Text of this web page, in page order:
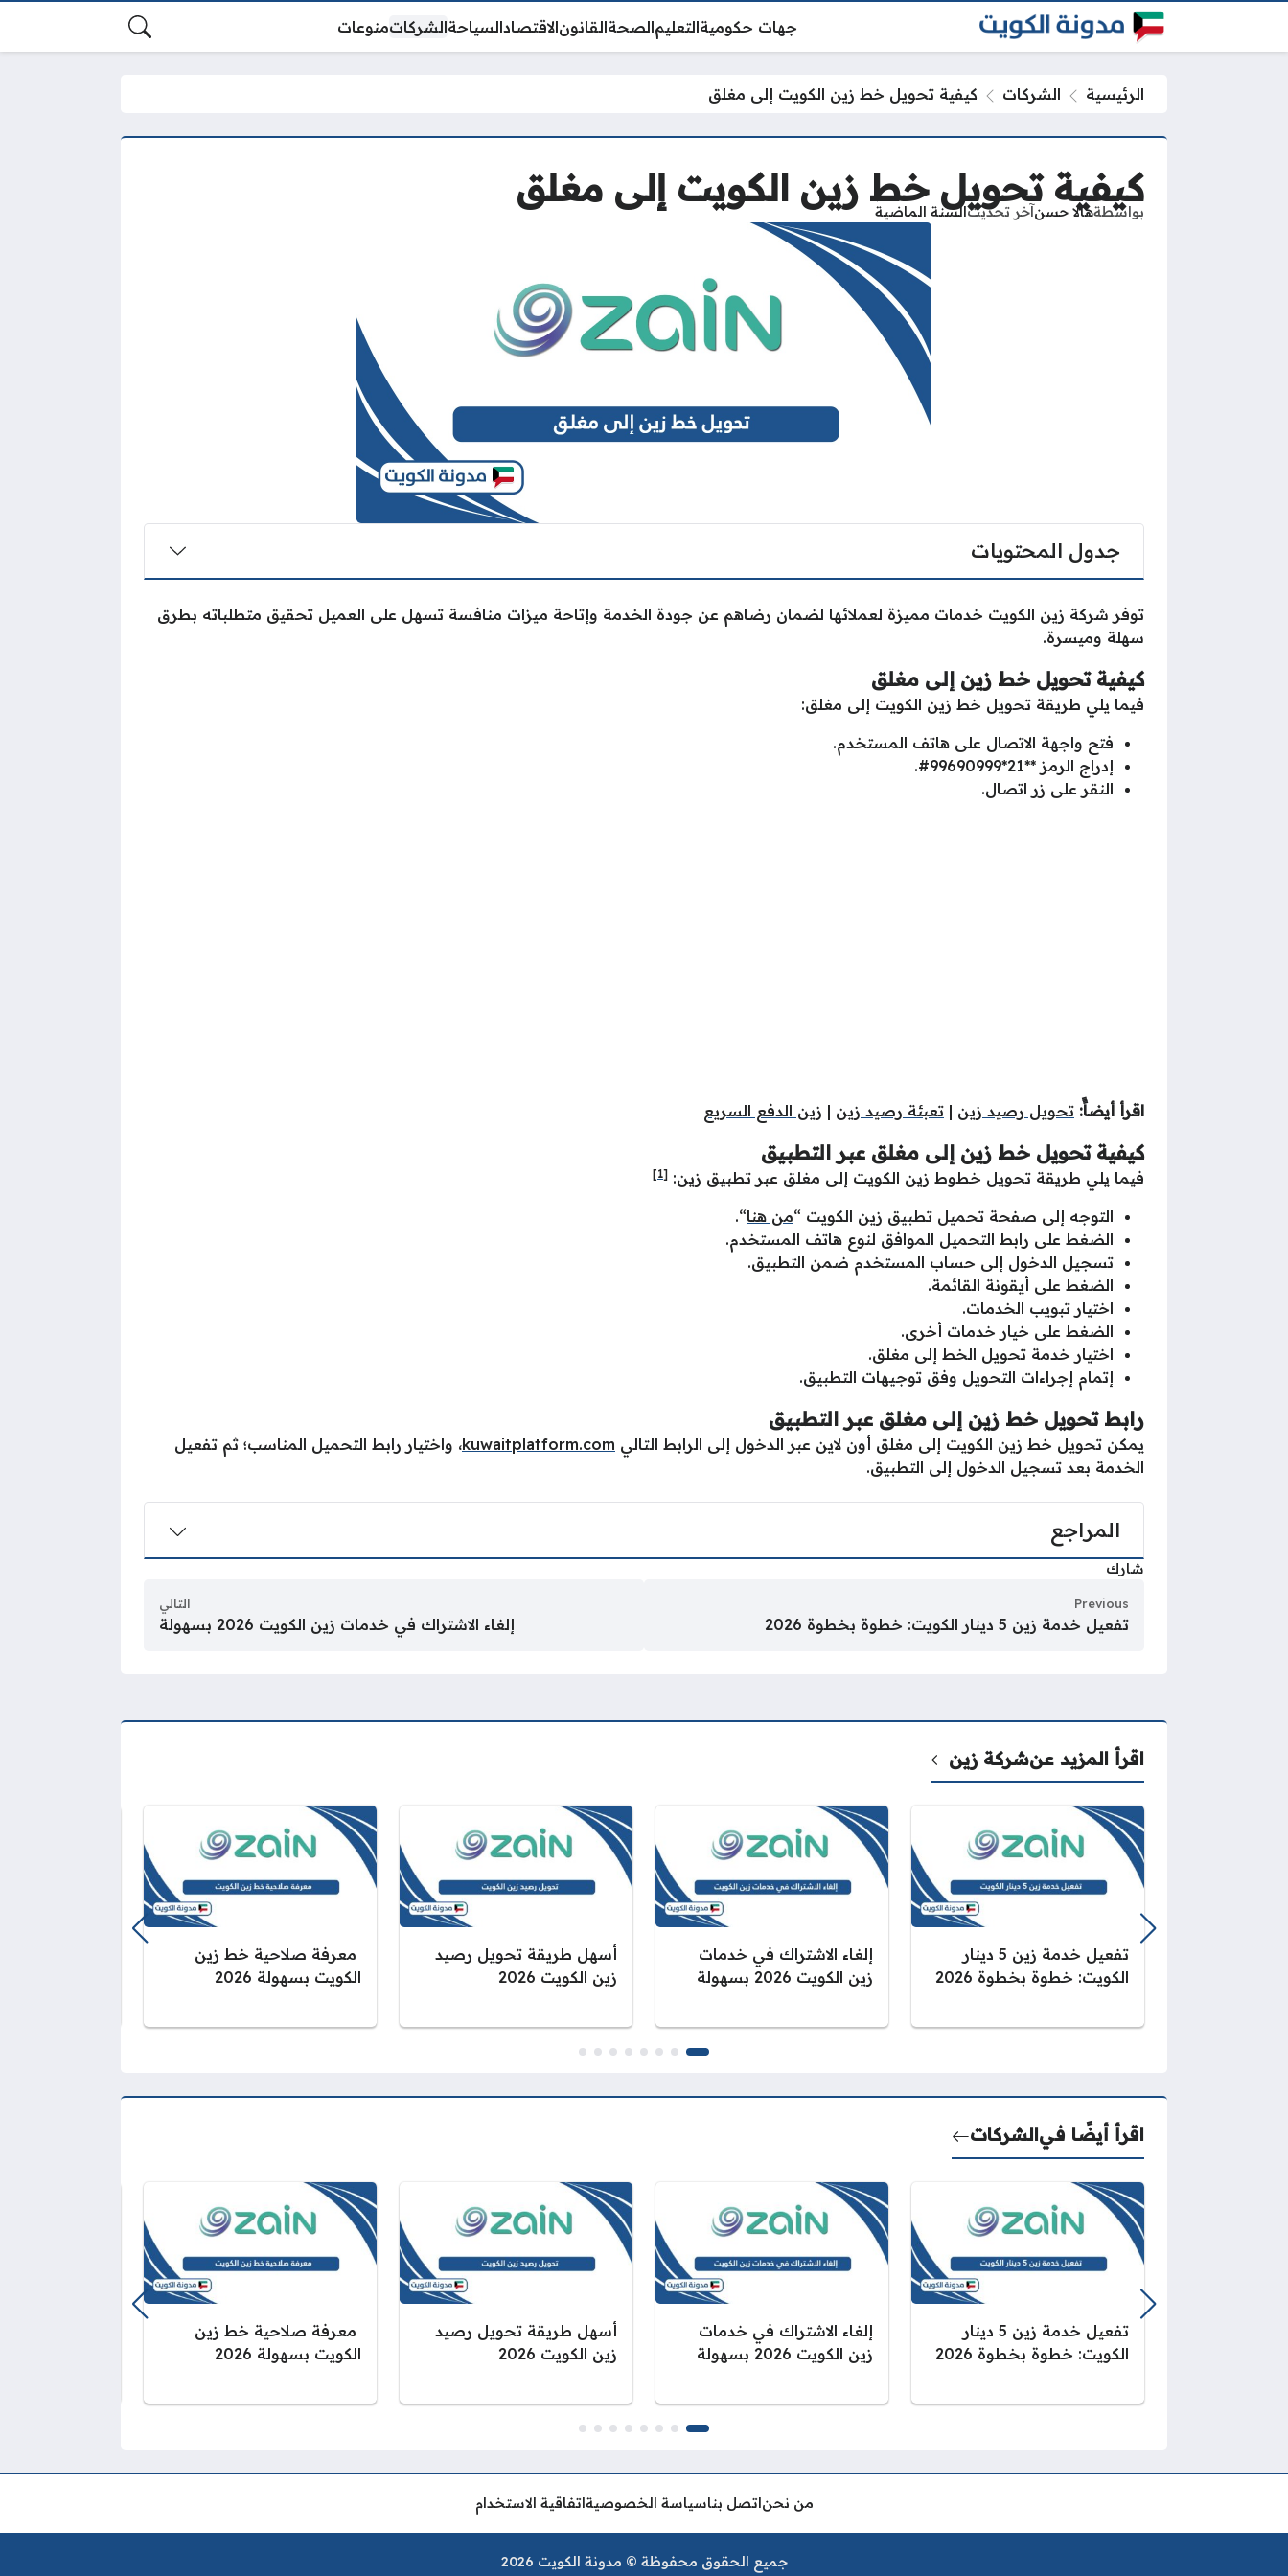
جهات حكوميةالتعليمالصحةالقانونالاقتصادالسياحةالشركاتمنوعات
الرئيسية الشركات كيفية تحويل خط زين الكويت إلى مغلق
كيفية تحويل خط زين الكويت إلى مغلق
بواسطةهالا حسنآخر تحديثالسنة الماضية
جدول المحتويات
توفر شركة زين الكويت خدمات مميزة لعملائها لضمان رضاهم عن جودة الخدمة وإتاحة ميزات منافسة تسهل على العميل تحقيق متطلباته بطرق
سهلة وميسرة.
كيفية تحويل خط زين إلى مغلق
فيما يلي طريقة تحويل خط زين الكويت إلى مغلق:
فتح واجهة الاتصال على هاتف المستخدم.
إدراج الرمز **21*99690999#.
النقر على زر اتصال.
اقرأ أيضاًً: تحويل رصيد زين | تعبئة رصيد زين | زين الدفع السريع
كيفية تحويل خط زين إلى مغلق عبر التطبيق
فيما يلي طريقة تحويل خطوط زين الكويت إلى مغلق عبر تطبيق زين: [1]
التوجه إلى صفحة تحميل تطبيق زين الكويت “من هنا“.
الضغط على رابط التحميل الموافق لنوع هاتف المستخدم.
تسجيل الدخول إلى حساب المستخدم ضمن التطبيق.
الضغط على أيقونة القائمة.
اختيار تبويب الخدمات.
الضغط على خيار خدمات أخرى.
اختيار خدمة تحويل الخط إلى مغلق.
إتمام إجراءات التحويل وفق توجيهات التطبيق.
رابط تحويل خط زين إلى مغلق عبر التطبيق
يمكن تحويل خط زين الكويت إلى مغلق أون لاين عبر الدخول إلى الرابط التالي kuwaitplatform.com، واختيار رابط التحميل المناسب؛ ثم تفعيل
الخدمة بعد تسجيل الدخول إلى التطبيق.
المراجع
شارك
Previous
تفعيل خدمة زين 5 دينار الكويت: خطوة بخطوة 2026
التالي
إلغاء الاشتراك في خدمات زين الكويت 2026 بسهولة
اقرأ المزيد عنشركة زين
تفعيل خدمة زين 5 دينار
الكويت: خطوة بخطوة 2026
إلغاء الاشتراك في خدمات
زين الكويت 2026 بسهولة
أسهل طريقة تحويل رصيد
زين الكويت 2026
معرفة صلاحية خط زين
الكويت بسهولة 2026
اقرأ أيضًا فيالشركات
تفعيل خدمة زين 5 دينار
الكويت: خطوة بخطوة 2026
إلغاء الاشتراك في خدمات
زين الكويت 2026 بسهولة
أسهل طريقة تحويل رصيد
زين الكويت 2026
معرفة صلاحية خط زين
الكويت بسهولة 2026
من نحناتصل بناسياسة الخصوصيةاتفاقية الاستخدام
جميع الحقوق محفوظة © مدونة الكويت 2026